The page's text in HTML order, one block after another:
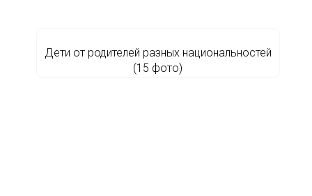
Дети от родителей разных национальностей
(15 фото)